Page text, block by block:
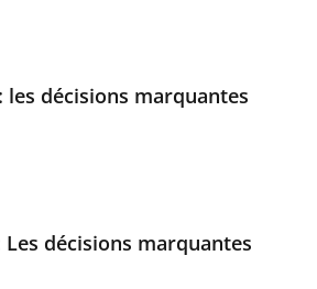
les décisions marquantes
Les décisions marquantes